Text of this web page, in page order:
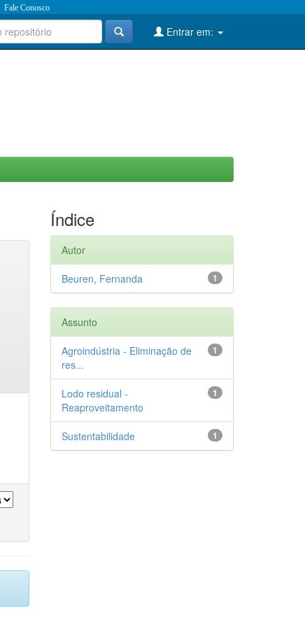
Fale Conosco
Entrar em:
Índice
Autor
1
Beuren, Fernanda
Assunto
1
Agroindústria - Eliminação de
res...
1
Lodo residual -
Reaproveitamento
1
Sustentabilidade